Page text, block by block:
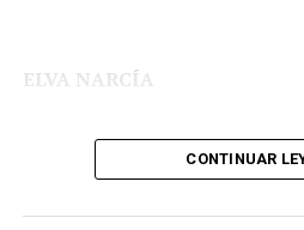
morenistas se apuntan para la
ELVA NARCÍA
Les comentaré de mi viaje al
la Ciudad de México.
CONTINUAR